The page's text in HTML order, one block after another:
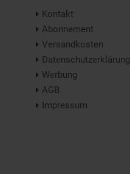
Kontakt
Abonnement
Versandkosten
Datenschutzerklärung
Werbung
AGB
Impressum